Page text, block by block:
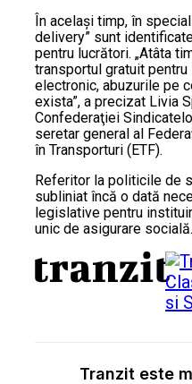
În acelaşi timp, în
delivery” sunt
pentru lucrători. „Atâta
transportul gratuit
electronic, abuzurile pe
exista”, a precizat Livia
Confederaţiei
seretar general al
în Transporturi (ETF).
Referitor la politicile de
subliniat încă o dată
legislative pentru
unic de asigurare socială.
Tranzit este